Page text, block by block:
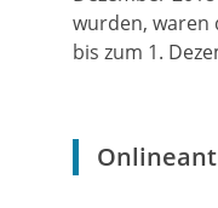
wurden, waren
bis zum 1.